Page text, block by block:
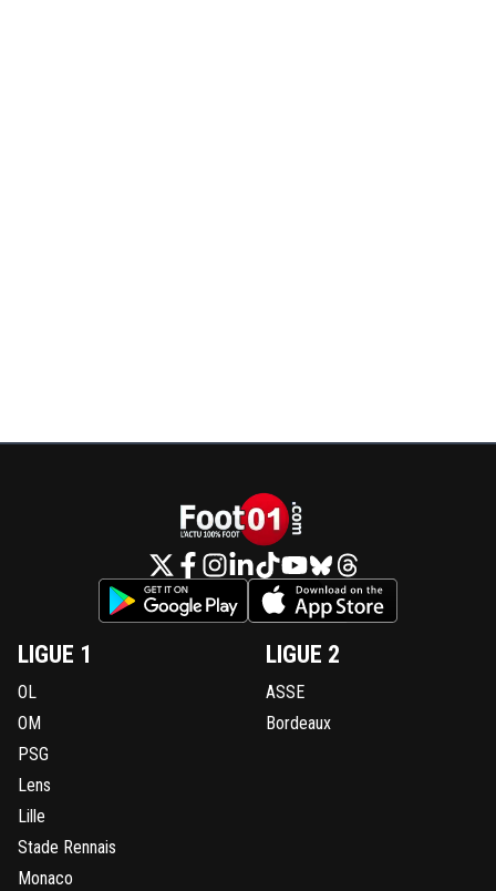
LIGUE 1
OL
OM
PSG
Lens
Lille
Stade Rennais
Monaco
LIGUE 2
ASSE
Bordeaux